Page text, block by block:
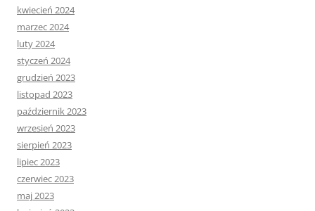
kwiecień 2024
marzec 2024
luty 2024
styczeń 2024
grudzień 2023
listopad 2023
październik 2023
wrzesień 2023
sierpień 2023
lipiec 2023
czerwiec 2023
maj 2023